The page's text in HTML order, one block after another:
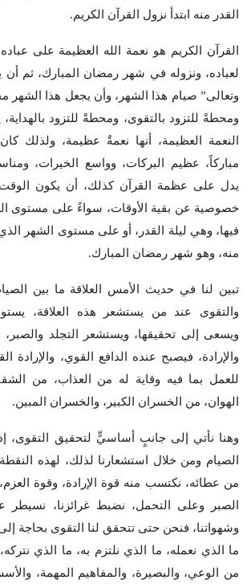
القدر منه ابتدأ نزول القرآن الكريم.
القرآن الكريم هو نعمة الله العظيمة على
لعباده، ونزوله في شهر رمضان المبارك، ثم أن
وتعالى” صيام هذا الشهر، وأن يجعل هذا الشهر
ومحطةً للتزود بالتقوى، ومحطةً للتزود
النعمة العظيمة، أنها نعمةٌ عظيمة، ولذلك
مباركاً، عظيم البركات، وواسع الخيرات،
يدل على عظمة القرآن كذلك، أن يكون
خصوصية عن بقية الأوقات، سواءً على مستوى
فيها، وهي ليلة القدر، أو على مستوى الشهر
منه، وهو شهر رمضان المبارك.
تبين لنا في حديث الأمس العلاقة ما بين
والتقوى عند من يستشعر هذه العلاقة،
ويسعى إلى تحقيقها، ويستشعر التجلد
والإرادة، فيصبح عنده الدافع القوي، والإرادة
للعمل بما فيه وقاية له من العذاب، من
الهوان، من الخسران الكبير، والخسران المبين.
وهنا نأتي إلى جانبٍ أساسيٍّ لتحقيق التقوى،
الصيام ومن خلال استشعارنا لذلك، لهذه
من عطائه، نكتسب منه قوة الإرادة، وقوة
الصبر وعلى التحمل، نضبط غرائزنا، نسيطر
وشهواتنا، فنحن حتى تتحقق لنا التقوى بحاجة إلى
ما الذي نعمله، ما الذي نلتزم به، ما الذي
من الوعي، والبصيرة، والمفاهيم المهمة،